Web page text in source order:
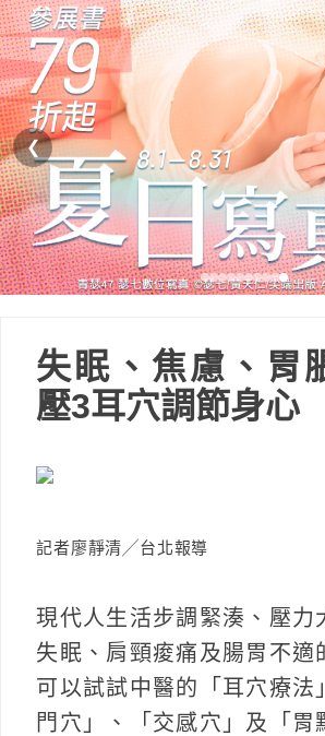
❮
失眠、焦慮、胃
壓3耳穴調節身心
記者廖靜清╱台北報導
現代人生活步調緊湊、壓力
失眠、肩頸痠痛及腸胃不適
可以試試中醫的「耳穴療法
門穴」、「交感穴」及「胃